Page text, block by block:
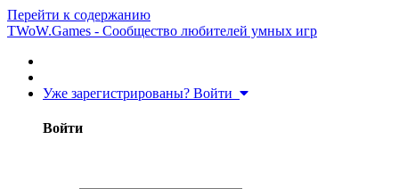
Перейти к содержанию
TWoW.Games - Сообщество любителей умных игр
Уже зарегистрированы? Войти
Войти